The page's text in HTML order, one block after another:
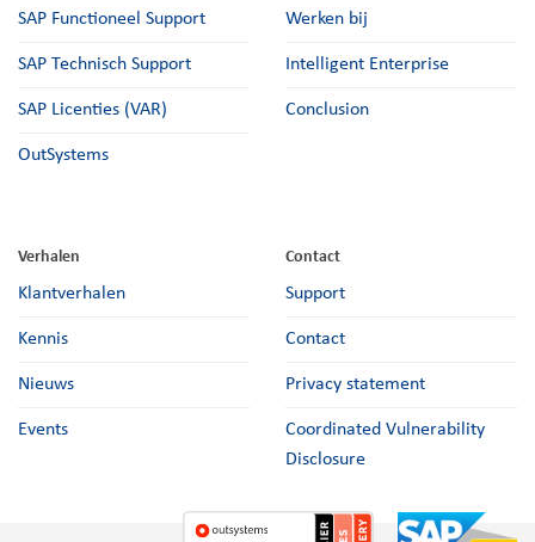
SAP Functioneel Support
SAP Technisch Support
SAP Licenties (VAR)
OutSystems
Werken bij
Intelligent Enterprise
Conclusion
Verhalen
Klantverhalen
Kennis
Nieuws
Events
Contact
Support
Contact
Privacy statement
Coordinated Vulnerability
Disclosure